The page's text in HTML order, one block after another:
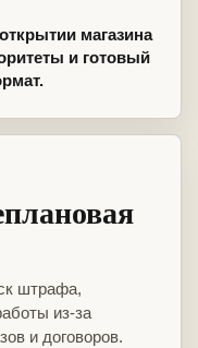
магазина
и готовый
штрафа,
из-за
и договоров.